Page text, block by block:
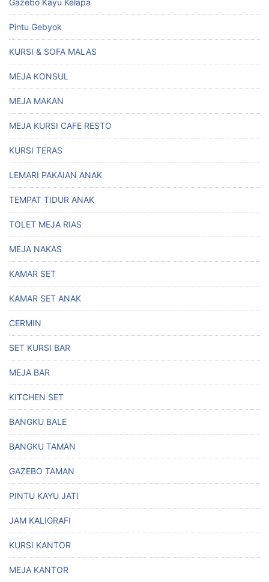
Pintu Gebyok
KURSI & SOFA MALAS
MEJA KONSUL
MEJA MAKAN
MEJA KURSI CAFE RESTO
KURSI TERAS
LEMARI PAKAIAN ANAK
TEMPAT TIDUR ANAK
TOLET MEJA RIAS
MEJA NAKAS
KAMAR SET
KAMAR SET ANAK
CERMIN
SET KURSI BAR
MEJA BAR
KITCHEN SET
BANGKU BALE
BANGKU TAMAN
GAZEBO TAMAN
PINTU KAYU JATI
JAM KALIGRAFI
KURSI KANTOR
MEJA KANTOR